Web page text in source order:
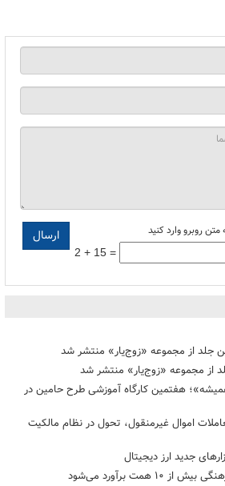
روبرو وارد کنید
2 + 15 =
جلد از مجموعه «زوج‌یار» منتشر شد
از مجموعه «زوج‌یار» منتشر شد
همیشه»؛ هفتمین کارگاه آموزشی طرح حامین در
اموال غیرمنقول، تحول در نظام مالکیت
جدید ارز دیجیتال